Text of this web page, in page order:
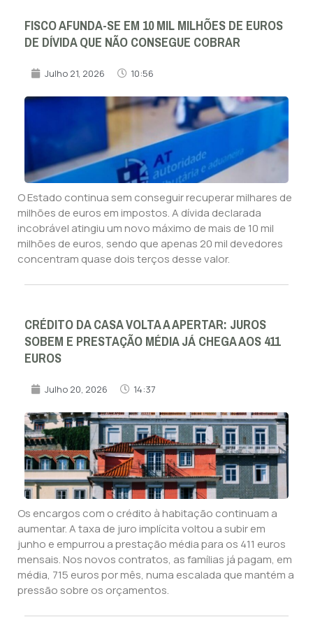
FISCO AFUNDA-SE EM 10 MIL MILHÕES DE EUROS
DE DÍVIDA QUE NÃO CONSEGUE COBRAR
Julho 21, 2026 10:56
O Estado continua sem conseguir recuperar milhares de
milhões de euros em impostos. A dívida declarada
incobrável atingiu um novo máximo de mais de 10 mil
milhões de euros, sendo que apenas 20 mil devedores
concentram quase dois terços desse valor.
CRÉDITO DA CASA VOLTA A APERTAR: JUROS
SOBEM E PRESTAÇÃO MÉDIA JÁ CHEGA AOS 411
EUROS
Julho 20, 2026 14:37
Os encargos com o crédito à habitação continuam a
aumentar. A taxa de juro implícita voltou a subir em
junho e empurrou a prestação média para os 411 euros
mensais. Nos novos contratos, as famílias já pagam, em
média, 715 euros por mês, numa escalada que mantém a
pressão sobre os orçamentos.